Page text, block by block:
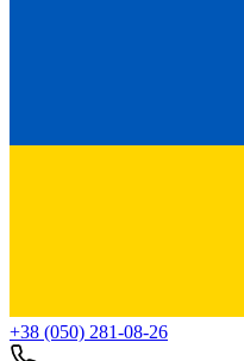
+38 (050) 281-08-26